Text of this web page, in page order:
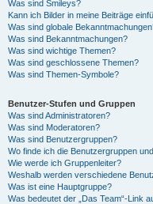
Was sind Smileys?
Kann ich Bilder in meine Beiträge
Was sind globale
Was sind Bekanntmachungen?
Was sind wichtige Themen?
Was sind geschlossene Themen?
Was sind Themen-Symbole?
Benutzer-Stufen und Gruppen
Was sind Administratoren?
Was sind Moderatoren?
Was sind Benutzergruppen?
Wo finde ich die Benutzergruppen
Wie werde ich Gruppenleiter?
Weshalb werden verschiedene
Was ist eine Hauptgruppe?
Was bedeutet der „Das Team“-Link